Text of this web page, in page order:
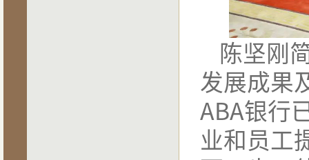
陈坚刚
发展成果
ABA银行
业和员工